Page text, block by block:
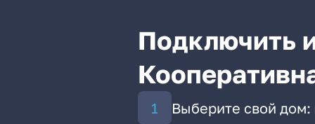
Подключить
Выберите свой